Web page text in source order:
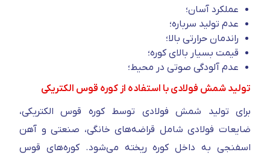
عملکرد آسان؛
عدم تولید سرباره؛
راندمان حرارتی بالا؛
قیمت بسیار بالای کوره؛
عدم آلودگی صوتی در محیط؛
تولید شمش فولادی با استفاده از کوره قوس الکتریکی
برای تولید شمش فولادی توسط کوره قوس الکتریکی،
ضایعات فولادی شامل قراضه‌های خانگی، صنعتی و آهن
اسفنجی به داخل کوره ریخته می‌شود. کوره‌های قوس